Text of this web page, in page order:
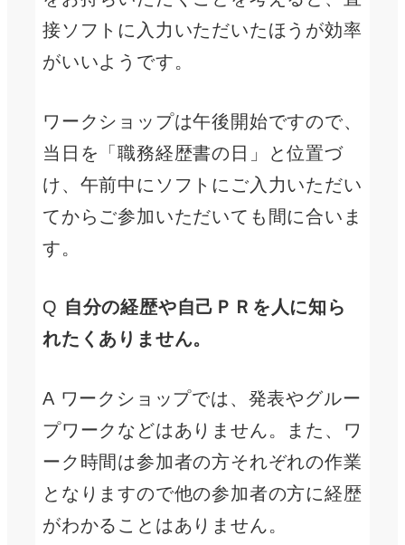
接ソフトに入力いただいたほうが効率
がいいようです。
ワークショップは午後開始ですので、
当日を「職務経歴書の日」と位置づ
け、午前中にソフトにご入力いただい
てからご参加いただいても間に合いま
す。
Q 自分の経歴や自己ＰＲを人に知ら
れたくありません。
A ワークショップでは、発表やグルー
プワークなどはありません。また、ワ
ーク時間は参加者の方それぞれの作業
となりますので他の参加者の方に経歴
がわかることはありません。